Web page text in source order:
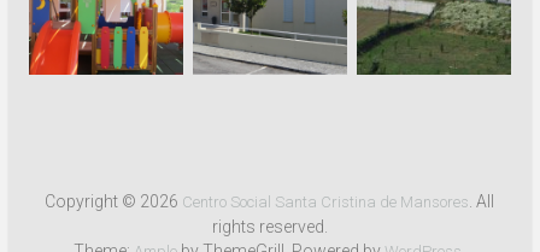
Copyright © 2026 Centro Social Santa Cristina de Mansores . All
rights reserved.